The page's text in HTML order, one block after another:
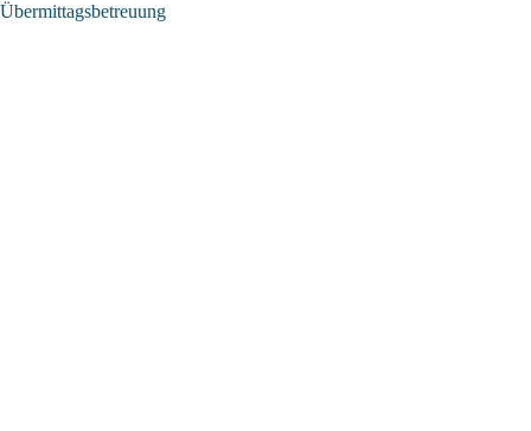
Übermittagsbetreuung